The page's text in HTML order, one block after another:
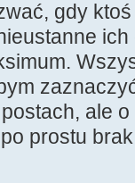
gdy
ale
prostu